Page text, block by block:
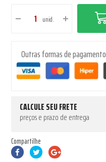
unid.
Outras formas de pagamento
CALCULE SEU FRETE
preços e prazo de entrega
Compartilhe